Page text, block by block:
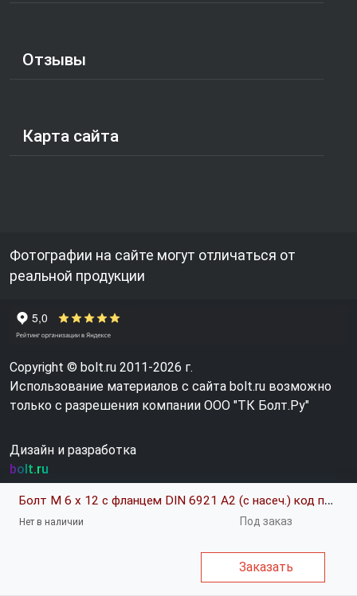
Болт М 6 х 12 с фланцем DIN 6921 A2 (с насеч.) код позиции 0649146
Нет в наличии Под заказ
Заказать
Отзывы
Карта сайта
Фотографии на сайте могут отличаться от
реальной продукции
Copyright © bolt.ru 2011-2026 г.
Использование материалов с сайта bolt.ru возможно
только с разрешения компании ООО "ТК Болт.Ру"
Дизайн и разработка
bolt.ru